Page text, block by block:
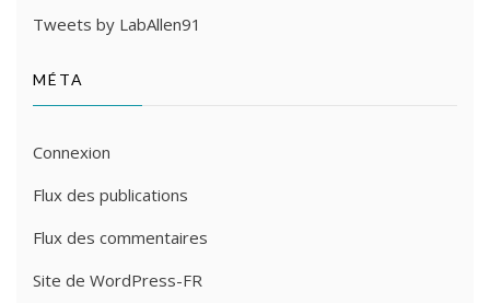
Tweets by LabAllen91
MÉTA
Connexion
Flux des publications
Flux des commentaires
Site de WordPress-FR